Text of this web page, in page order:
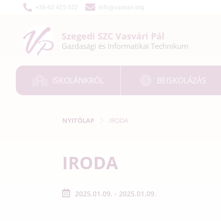
+36-62 425-322 info@vasvari.org
Szegedi SZC Vasvári Pál
Gazdasági és Informatikai Technikum
ISKOLÁNKRÓL BEISKOLÁZÁS
NYITÓLAP IRODA
IRODA
2025.01.09. - 2025.01.09.